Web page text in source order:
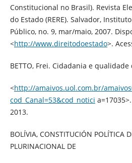
Constitucional no Brasil). Revista
do Estado (RERE). Salvador,
Público, no. 9, mar/maio, 2007.
<http://www.direitodoestado>.
BETTO, Frei. Cidadania e
<http://amaivos.uol.com.br/
cod_Canal=53&cod_notici
2013.
BOLÍVIA, CONSTITUCIÓN POLÍTICA
PLURINACIONAL DE